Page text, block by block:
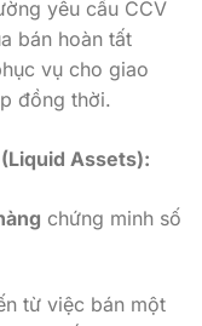
yêu cầu CCV
bán hoàn tất
vụ cho giao
đồng thời.
Assets):
chứng minh số
từ việc bán một